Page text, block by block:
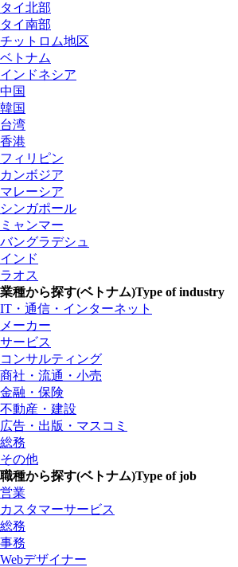
タイ北部
タイ南部
チットロム地区
ベトナム
インドネシア
中国
韓国
台湾
香港
フィリピン
カンボジア
マレーシア
シンガポール
ミャンマー
バングラデシュ
インド
ラオス
業種から探す(ベトナム)Type of industry
IT・通信・インターネット
メーカー
サービス
コンサルティング
商社・流通・小売
金融・保険
不動産・建設
広告・出版・マスコミ
総務
その他
職種から探す(ベトナム)Type of job
営業
カスタマーサービス
総務
事務
Webデザイナー